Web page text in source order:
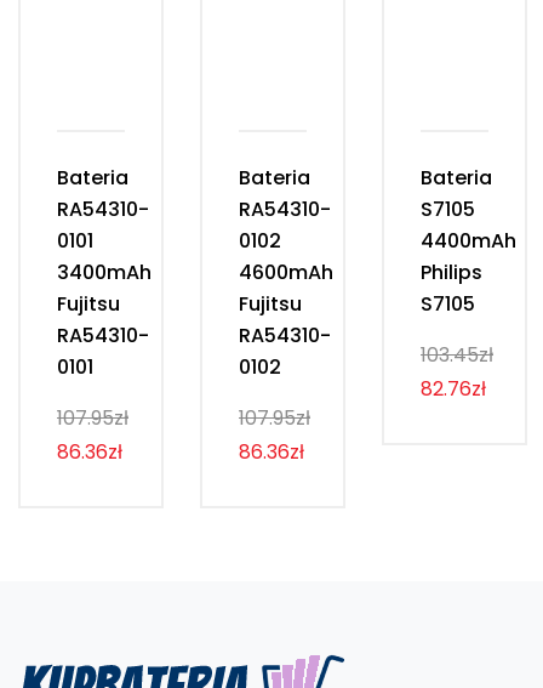
Bateria
RA54310-
0101
3400mAh
Fujitsu
RA54310-
0101
107.95zł
86.36zł
Bateria
RA54310-
0102
4600mAh
Fujitsu
RA54310-
0102
107.95zł
86.36zł
Bateria
S7105
4400mAh
Philips
S7105
103.45zł
82.76zł